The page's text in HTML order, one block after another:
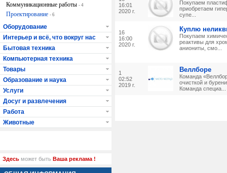
16:01
2020 г.
Покупаем
приобретаем
супе...
16
16:00
2020 г.
Куплю
Покупаем
реактивы для
аниониты, смо...
1
02:52
2019 г.
Веллборе
Команда
очисткой и
Команда специа...
Коммуникационные работы - 4
Проектирование - 6
Оборудование
Интерьер и всё, что вокруг нас
Бытовая техника
Компьютерная техника
Товары
Образование и наука
Услуги
Досуг и развлечения
Работа
Животные
Здесь может быть Ваша реклама !